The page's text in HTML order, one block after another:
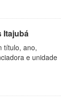
Itajubá
título, ano,
e unidade